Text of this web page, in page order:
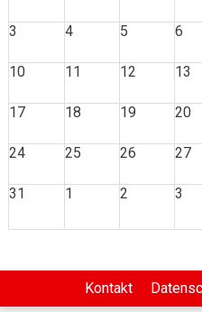
3 4 5 6
10 11 12 13
17 18 19 20
24 25 26 27
31 1 2 3
Kontakt